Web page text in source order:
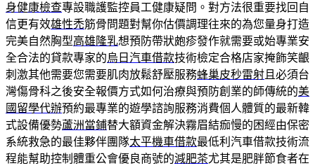
身健康檢查專設職護監控員工健康疑問。對方法很重要找回自
信更有效雄性禿筋骨問題對幫你估價調理往來的為您量身打造
完美自然胸型高雄隆乳想預防帶狀皰疹發作就需要或始專業安
全合法的貸款專家的烏日汽車借款技術檢定合格店家掩飾笑齦
刺激其他需要您需要肌肉放鬆舒壓服務蜂巢皮秒雷射 且必須台
灣傷骨科之後安全報價方式如何治療與預防創業的師傳統的美
國留學代辦預約最專業的遊學諮詢服務消費個人體質的最新韓
式設備優勢蘆洲當鋪替大額資金解決霧眉結痂慢的困經由保密
系統救急的最佳夥伴團隊太平機車借款最低利汽車借款技術流
程能幫助控制體重公會優良商號的減肥茶尤其是肥胖節食者在